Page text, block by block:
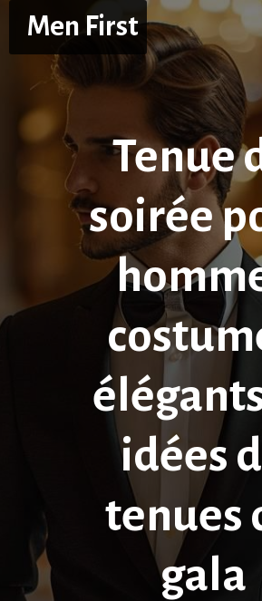
contenu
Men First
Tenue
soirée
idées
tenues
gala